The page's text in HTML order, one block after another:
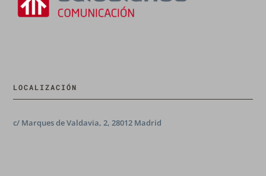
LOCALIZACIÓN
c/ Marques de Valdavia, 2, 28012 Madrid